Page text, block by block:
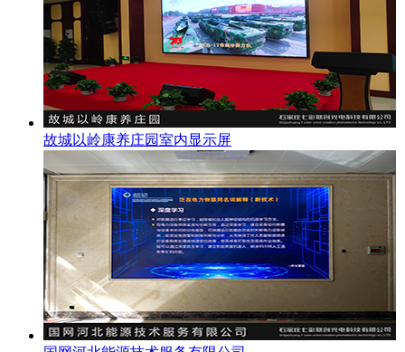
故城以岭康养庄园室内显示屏